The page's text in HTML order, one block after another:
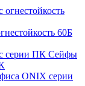
60Б
Сейфы